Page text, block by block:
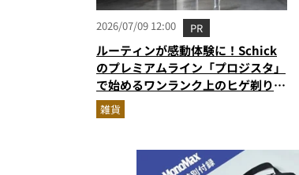
2026/07/09 12:00 PR
ルーティンが感動体験に！Schick
のプレミアムライン「プロジスタ」
で始めるワンランク上のヒゲ剃り習
慣
雑貨